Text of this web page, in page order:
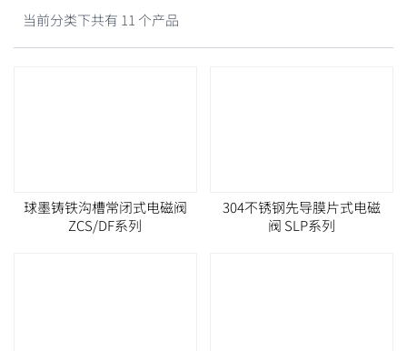
当前分类下共有 11 个产品
球墨铸铁沟槽常闭式电磁阀
ZCS/DF系列
304不锈钢先导膜片式电磁
阀 SLP系列